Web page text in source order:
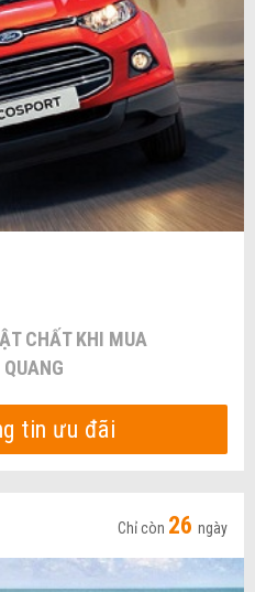
CHẤT KHI MUA
tin ưu đãi
Chỉ còn 26 ngày